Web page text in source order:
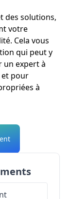
des solutions,
votre
Cela vous
qui peut y
un expert à
et pour
à